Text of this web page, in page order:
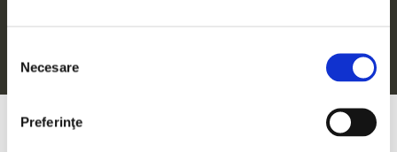
consimțământului
Necesare
Preferinţe